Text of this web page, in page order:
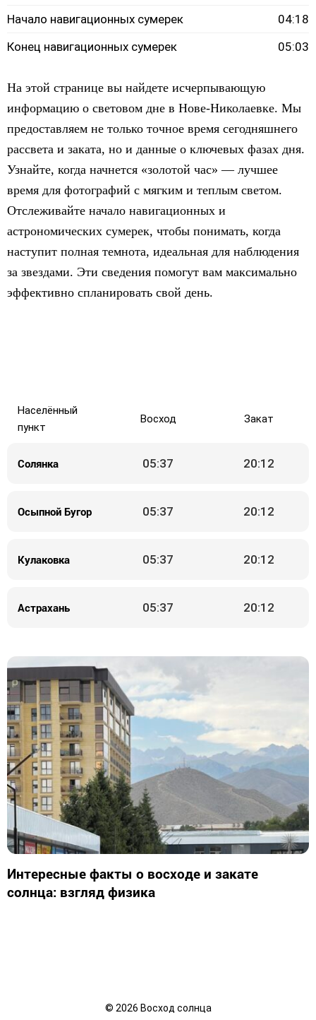
Начало навигационных сумерек
04:18
Конец навигационных сумерек
05:03
На этой странице вы найдете исчерпывающую
информацию о световом дне в Нове-Николаевке. Мы
предоставляем не только точное время сегодняшнего
рассвета и заката, но и данные о ключевых фазах дня.
Узнайте, когда начнется «золотой час» — лучшее
время для фотографий с мягким и теплым светом.
Отслеживайте начало навигационных и
астрономических сумерек, чтобы понимать, когда
наступит полная темнота, идеальная для наблюдения
за звездами. Эти сведения помогут вам максимально
эффективно спланировать свой день.
Населённый
пункт
Восход Закат
Солянка 05:37 20:12
Осыпной Бугор 05:37 20:12
Кулаковка 05:37 20:12
Астрахань 05:37 20:12
Интересные факты о восходе и закате
солнца: взгляд физика
© 2026 Восход солнца